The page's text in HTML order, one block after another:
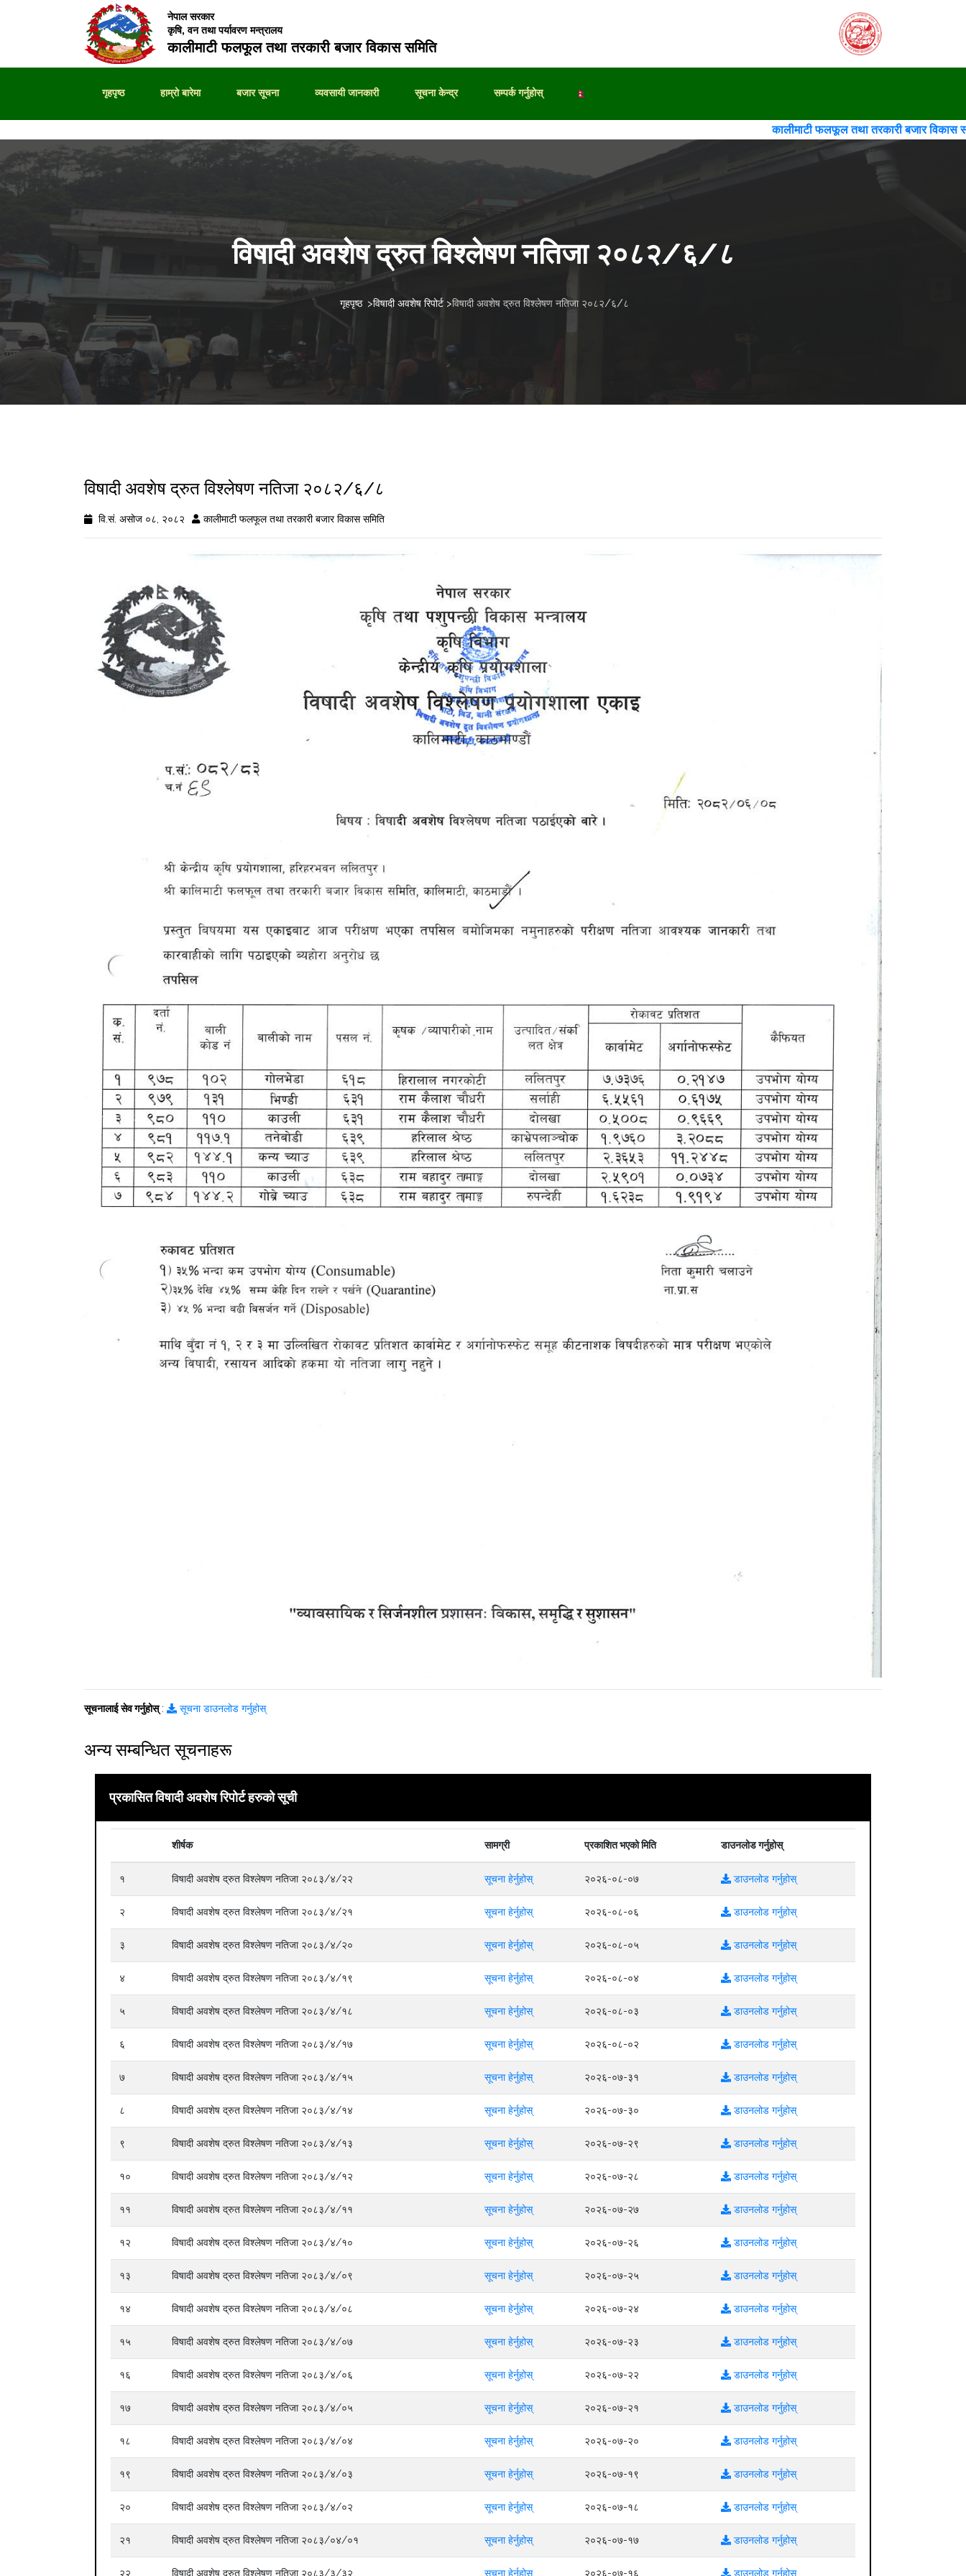
नेपाल सरकार
कृषि, वन तथा पर्यावरण मन्त्रालय
कालीमाटी फलफूल तथा तरकारी बजार विकास समिति
गृहपृष्ठ हाम्रो बारेमा बजार सूचना व्यवसायी जानकारी सूचना केन्द्र सम्पर्क गर्नुहोस्
कालीमाटी फलफूल तथा तरकारी बजार विकास
विषादी अवशेष द्रुत विश्लेषण नतिजा २०८२/६/८
गृहपृष्ठ >विषादी अवशेष रिपोर्ट>विषादी अवशेष द्रुत विश्लेषण नतिजा २०८२/६/८
विषादी अवशेष द्रुत विश्लेषण नतिजा २०८२/६/८
वि.सं. असोज ०८, २०८२ कालीमाटी फलफूल तथा तरकारी बजार विकास समिति
सूचनालाई सेव गर्नुहोस्: सूचना डाउनलोड गर्नुहोस्
अन्य सम्बन्धित सूचनाहरू
प्रकासित विषादी अवशेष रिपोर्ट हरुको सूची
शीर्षक सामग्री प्रकाशित भएको मिति डाउनलोड गर्नुहोस्
१ विषादी अवशेष द्रुत विश्लेषण नतिजा २०८३/४/२२ सूचना हेर्नुहोस् २०२६-०८-०७ डाउनलोड गर्नुहोस्
२ विषादी अवशेष द्रुत विश्लेषण नतिजा २०८३/४/२१ सूचना हेर्नुहोस् २०२६-०८-०६ डाउनलोड गर्नुहोस्
३ विषादी अवशेष द्रुत विश्लेषण नतिजा २०८३/४/२० सूचना हेर्नुहोस् २०२६-०८-०५ डाउनलोड गर्नुहोस्
४ विषादी अवशेष द्रुत विश्लेषण नतिजा २०८३/४/१९ सूचना हेर्नुहोस् २०२६-०८-०४ डाउनलोड गर्नुहोस्
५ विषादी अवशेष द्रुत विश्लेषण नतिजा २०८३/४/१८ सूचना हेर्नुहोस् २०२६-०८-०३ डाउनलोड गर्नुहोस्
६ विषादी अवशेष द्रुत विश्लेषण नतिजा २०८३/४/१७ सूचना हेर्नुहोस् २०२६-०८-०२ डाउनलोड गर्नुहोस्
७ विषादी अवशेष द्रुत विश्लेषण नतिजा २०८३/४/१५ सूचना हेर्नुहोस् २०२६-०७-३१ डाउनलोड गर्नुहोस्
८ विषादी अवशेष द्रुत विश्लेषण नतिजा २०८३/४/१४ सूचना हेर्नुहोस् २०२६-०७-३० डाउनलोड गर्नुहोस्
९ विषादी अवशेष द्रुत विश्लेषण नतिजा २०८३/४/१३ सूचना हेर्नुहोस् २०२६-०७-२९ डाउनलोड गर्नुहोस्
१० विषादी अवशेष द्रुत विश्लेषण नतिजा २०८३/४/१२ सूचना हेर्नुहोस् २०२६-०७-२८ डाउनलोड गर्नुहोस्
११ विषादी अवशेष द्रुत विश्लेषण नतिजा २०८३/४/११ सूचना हेर्नुहोस् २०२६-०७-२७ डाउनलोड गर्नुहोस्
१२ विषादी अवशेष द्रुत विश्लेषण नतिजा २०८३/४/१० सूचना हेर्नुहोस् २०२६-०७-२६ डाउनलोड गर्नुहोस्
१३ विषादी अवशेष द्रुत विश्लेषण नतिजा २०८३/४/०९ सूचना हेर्नुहोस् २०२६-०७-२५ डाउनलोड गर्नुहोस्
१४ विषादी अवशेष द्रुत विश्लेषण नतिजा २०८३/४/०८ सूचना हेर्नुहोस् २०२६-०७-२४ डाउनलोड गर्नुहोस्
१५ विषादी अवशेष द्रुत विश्लेषण नतिजा २०८३/४/०७ सूचना हेर्नुहोस् २०२६-०७-२३ डाउनलोड गर्नुहोस्
१६ विषादी अवशेष द्रुत विश्लेषण नतिजा २०८३/४/०६ सूचना हेर्नुहोस् २०२६-०७-२२ डाउनलोड गर्नुहोस्
१७ विषादी अवशेष द्रुत विश्लेषण नतिजा २०८३/४/०५ सूचना हेर्नुहोस् २०२६-०७-२१ डाउनलोड गर्नुहोस्
१८ विषादी अवशेष द्रुत विश्लेषण नतिजा २०८३/४/०४ सूचना हेर्नुहोस् २०२६-०७-२० डाउनलोड गर्नुहोस्
१९ विषादी अवशेष द्रुत विश्लेषण नतिजा २०८३/४/०३ सूचना हेर्नुहोस् २०२६-०७-१९ डाउनलोड गर्नुहोस्
२० विषादी अवशेष द्रुत विश्लेषण नतिजा २०८३/४/०२ सूचना हेर्नुहोस् २०२६-०७-१८ डाउनलोड गर्नुहोस्
२१ विषादी अवशेष द्रुत विश्लेषण नतिजा २०८३/०४/०१ सूचना हेर्नुहोस् २०२६-०७-१७ डाउनलोड गर्नुहोस्
२२ विषादी अवशेष द्रुत विश्लेषण नतिजा २०८३/३/३२ सूचना हेर्नुहोस् २०२६-०७-१६ डाउनलोड गर्नुहोस्